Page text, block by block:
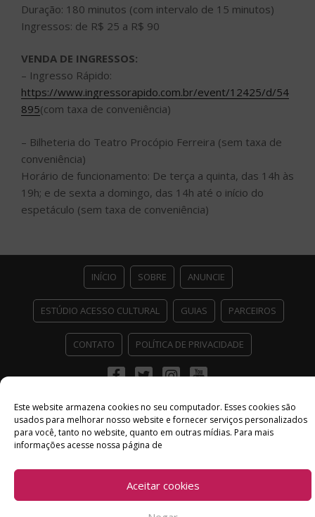
Este website armazena cookies no seu computador. Esses cookies são
usados ​​para melhorar nosso website e fornecer serviços personalizados
para você, tanto no website, quanto em outras mídias. Para mais
informações acesse nossa página de
Aceitar cookies
Duração: 180 minutos (com intervalo de 15 minutos)
Ingressos: de R$ 25 a R$ 90
VENDA DE INGRESSOS:
– Ingresso Rápido:
https://www.ingressorapido.com.br/event/12425/d/54
895(com taxa de conveniência)
– Bilheteria do Teatro Procópio Ferreira (sem taxa de
conveniência)
Horário de funcionamento: De terça a quinta, das 14h às
19h; e de sexta a domingo, das 14h até o início do
espetáculo (sem taxa de conveniência)
INÍCIO SOBRE ANUNCIE
ESTÚDIO ACESSO CULTURAL GUIAS PARCEIROS
CONTATO POLÍTICA DE PRIVACIDADE
Facebook
TwitterInstagram
Youtube
Copyright 2026 Acesso Cultural - Arte, Cultura Pop e Entretenimento
Del Vieira